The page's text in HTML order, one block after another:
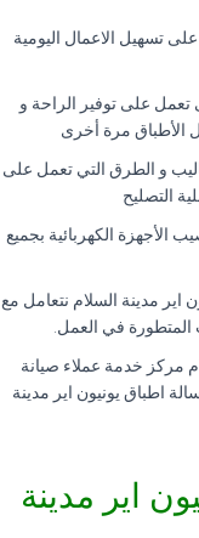
تسهيل الاعمال اليومية
تعمل على توفير الراحة و
الأطباق مرة أخرى
و الطرق التي تعمل على
التصليح
الأجهزة الكهربائية بجميع
مدينة السلام نتعامل مع
المتطورة في العمل
مركز خدمة عملاء صيانة
اطباق يونيون اير مدينة
اير مدينة